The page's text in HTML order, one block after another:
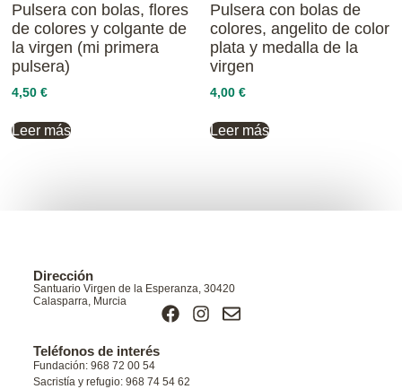
Pulsera con bolas, flores
de colores y colgante de
la virgen (mi primera
pulsera)
4,50€
Leer más
Pulsera con bolas de
colores, angelito de color
plata y medalla de la
virgen
4,00 €
Leer más
Dirección
Santuario Virgen de la Esperanza, 30420
Calasparra, Murcia
Teléfonos de interés
Fundación: 968 72 00 54
Sacristía y refugio: 968 74 54 62